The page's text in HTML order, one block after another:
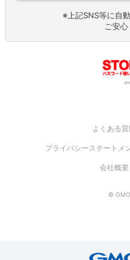
※上記SNS等に自
ご安心
よくある質
プライバシーステートメ
会社概要
©